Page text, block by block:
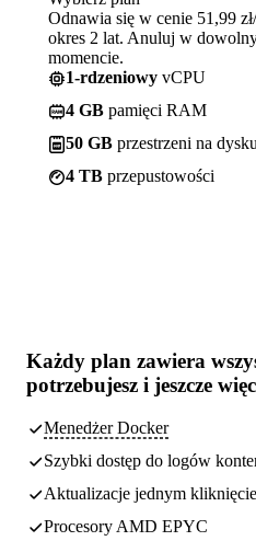
Odnawia się w cenie 51,99
okres 2 lat. Anuluj w
momencie.
1-rdzeniowy vCPU
4 GB pamięci RAM
50 GB przestrzeni na
4 TB przepustowości
Każdy plan zawiera
potrzebujesz i jeszcze
Menedżer Docker
Szybki dostęp do logów
Aktualizacje jednym
Procesory AMD EPYC